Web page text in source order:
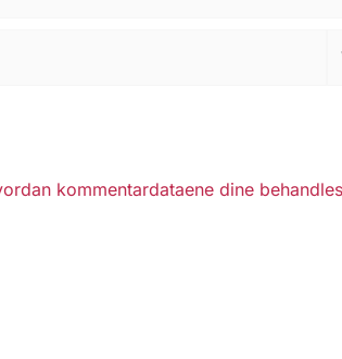
kommentardataene dine